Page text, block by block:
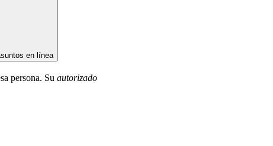
en línea
persona. Su autorizado